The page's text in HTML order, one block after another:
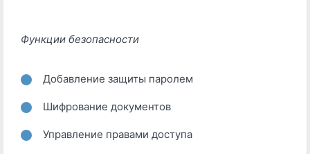
Функции безопасности
Добавление защиты паролем
Шифрование документов
Управление правами доступа